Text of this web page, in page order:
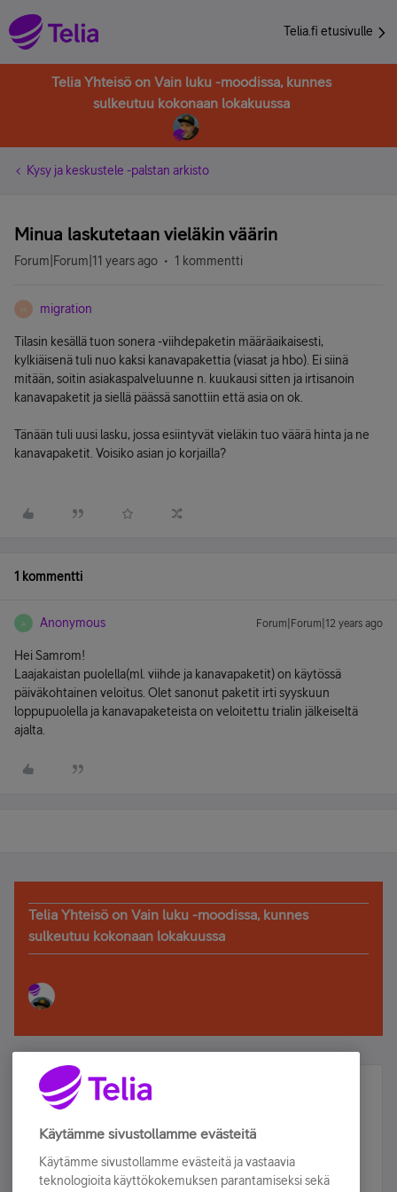
Telia.fi etusivulle
Telia Yhteisö on Vain luku -moodissa, kunnes
sulkeutuu kokonaan lokakuussa
Kysy ja keskustele -palstan arkisto
Minua laskutetaan vieläkin väärin
Forum|Forum|11 years ago 1 kommentti
M migration
Tilasin kesällä tuon sonera -viihdepaketin määräaikaisesti,
kylkiäisenä tuli nuo kaksi kanavapakettia (viasat ja hbo). Ei siinä
mitään, soitin asiakaspalveluunne n. kuukausi sitten ja irtisanoin
kanavapaketit ja siellä päässä sanottiin että asia on ok.
Tänään tuli uusi lasku, jossa esiintyvät vieläkin tuo väärä hinta ja ne
kanavapaketit. Voisiko asian jo korjailla?
1 kommentti
A Anonymous Forum|Forum|12 years ago
Hei Samrom!
Laajakaistan puolella(ml. viihde ja kanavapaketit) on käytössä
päiväkohtainen veloitus. Olet sanonut paketit irti syyskuun
loppupuolella ja kanavapaketeista on veloitettu trialin jälkeiseltä
ajalta.
Telia Yhteisö on Vain luku -moodissa, kunnes
sulkeutuu kokonaan lokakuussa
Älä jää paitsi – osallistu ja voita!
Tilaa Telian uutiskirje ja olet mukana arvonnassa.
sähköpostiisi.
Käytämme sivustollamme evästeitä
Käytämme sivustollamme evästeitä ja vastaavia
teknologioita käyttökokemuksen parantamiseksi sekä